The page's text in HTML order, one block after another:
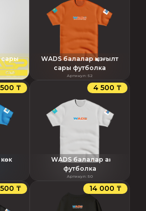
сары
WADS балалар қызғылт
сары футболка
Артикул: 52
₸ 4 500 ₸
WADS балалар ақ
футболка
Артикул: 50
₸ 14 000 ₸